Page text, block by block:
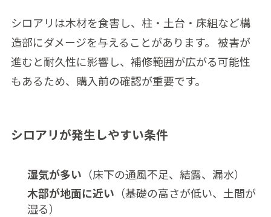
シロアリは木材を食害し、柱・土台・床組など構
造部にダメージを与えることがあります。 被害が
進むと耐久性に影響し、補修範囲が広がる可能性
もあるため、購入前の確認が重要です。
シロアリが発生しやすい条件
湿気が多い （床下の通風不足、結露、漏水）
木部が地面に近い （基礎の高さが低い、土間が
湿る）